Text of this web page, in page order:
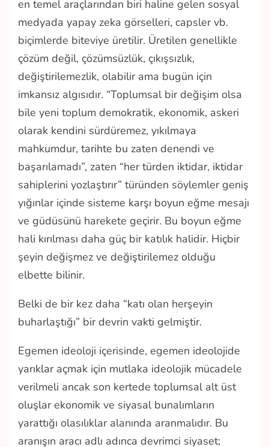
en temel araçlarından biri haline gelen sosyal
medyada yapay zeka görselleri, capsler vb.
biçimlerde biteviye üretilir. Üretilen genellikle
çözüm değil, çözümsüzlük, çıkışsızlık,
değiştirilemezlik, olabilir ama bugün için
imkansız algısıdır. “Toplumsal bir değişim olsa
bile yeni toplum demokratik, ekonomik, askeri
olarak kendini sürdüremez, yıkılmaya
mahkumdur, tarihte bu zaten denendi ve
başarılamadı”, zaten “her türden iktidar, iktidar
sahiplerini yozlaştırır” türünden söylemler geniş
yığınlar içinde sisteme karşı boyun eğme mesajı
ve güdüsünü harekete geçirir. Bu boyun eğme
hali kırılması daha güç bir katılık halidir. Hiçbir
şeyin değişmez ve değiştirilemez olduğu
elbette bilinir.
Belki de bir kez daha “katı olan herşeyin
buharlaştığı” bir devrin vakti gelmiştir.
Egemen ideoloji içerisinde, egemen ideolojide
yarıklar açmak için mutlaka ideolojik mücadele
verilmeli ancak son kertede toplumsal alt üst
oluşlar ekonomik ve siyasal bunalımların
yarattığı olasılıklar alanında aranmalıdır. Bu
aranışın aracı adlı adınca devrimci siyaset;